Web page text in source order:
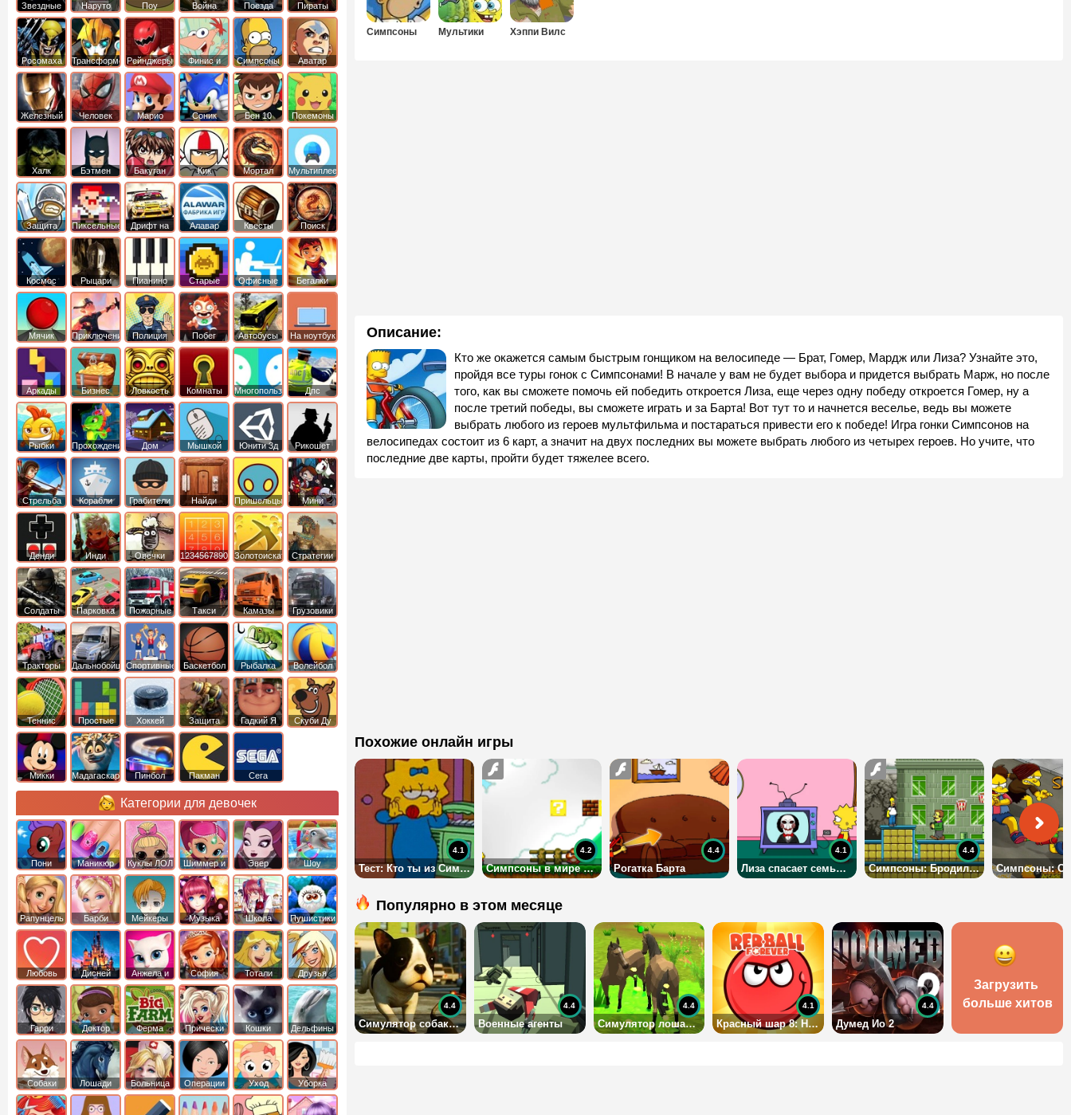
Симпсоны Мультики Хэппи Вилс
Описание:
Кто же окажется самым быстрым гонщиком на велосипеде — Брат, Гомер, Мардж или Лиза? Узнайте это,
пройдя все туры гонок с Симпсонами! В начале у вам не будет выбора и придется выбрать Марж, но после
того, как вы сможете помочь ей победить откроется Лиза, еще через одну победу откроется Гомер, ну а
после третий победы, вы сможете играть и за Барта! Вот тут то и начнется веселье, ведь вы можете
выбрать любого из героев мультфильма и постараться привести его к победе! Игра гонки Симпсонов на
велосипедах состоит из 6 карт, а значит на двух последних вы можете выбрать любого из четырех героев. Но учите, что
последние две карты, пройти будет тяжелее всего.
Похожие онлайн игры
Тест: Кто ты из Симпсонов?
4.1
Симпсоны в мире Марио
4.2
Рогатка Барта
4.4
Лиза спасает семью Симпсонов
4.1
Симпсоны: Бродилка Гомера
4.4
Популярно в этом месяце
Симулятор собаки 3Д
4.4
Военные агенты
4.4
Симулятор лошади 3D
4.4
Красный шар 8: Навсегда
4.1
Думед Ио 2
4.4
Загрузить
больше хитов
Звездные
войны
Наруто Поу Война Поезда
Пираты
Карибского
Моря
Росомаха ТрансформерыРейнджеры
Самураи
Финис и
Ферб
Симпсоны
Аватар
легенда об
Аанге
Железный
человек
Человек
Паук
Марио Соник Бен 10 Покемоны
Халк Бэтмен Бакуган
Кик
Бутовский
Мортал
комбат
Мультиплеер
Защита
королевства
Пиксельные
Дрифт на
машинах
Алавар Квесты
Поиск
предметов
Космос Рыцари Пианино Старые Офисные Бегалки
Мячик Приключения Полиция Побег Автобусы На ноутбук
Аркады
Бизнес
симуляторы
Ловкость Комнаты Многопользовательские
Дпс
Рыбки Прохождение Дом Мышкой Юнити 3д Рикошет
Cтрельба
из лука
Корабли Грабители
Найди
выход
Пришельцы Мини
Денди Инди
Овечки
идут домой
1234567890 ЗолотоискательСтратегии
Солдаты
Парковка
машин
Пожарные
машины
Такси Камазы Грузовики
Тракторы ДальнобойщикиСпортивные Баскетбол Рыбалка Волейбол
Теннис Простые Хоккей
Защита
башни
Гадкий Я Скуби Ду
Микки
Мадагаскар Пинбол Пакман Сега
Категории для девочек
Пони
креатор
Маникюр Куклы ЛОЛ
Шиммер и
Шайн
Эвер
Афтер Хай
Шоу
дельфинов
Рапунцель Барби Мейкеры Музыка Школа Пушистики
Любовь Дисней
Анжела и
том
София
Прекрасная
Тотали
Спайс
Друзья
ангелов
Гарри
Поттер
Доктор
Плюшева
Ферма Прически Кошки Дельфины
Собаки Лошади Больница Операции Уход Уборка